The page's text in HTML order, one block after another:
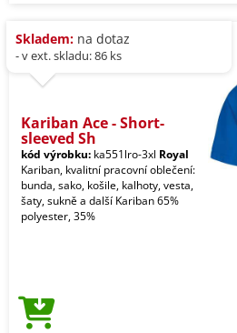
Skladem: na dotaz
- v ext. skladu: 86 ks
Kariban Ace - Short-
sleeved Sh
kód výrobku: ka551lro-3xl Royal
Kariban, kvalitní pracovní oblečení:
bunda, sako, košile, kalhoty, vesta,
šaty, sukně a další Kariban 65%
polyester, 35%